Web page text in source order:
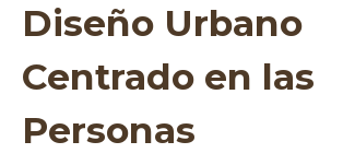
Diseño Urbano
Centrado en las
Personas